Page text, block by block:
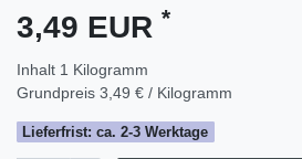
3,49 EUR *
Inhalt 1 Kilogramm
Grundpreis 3,49 € / Kilogramm
Lieferfrist: ca. 2-3 Werktage